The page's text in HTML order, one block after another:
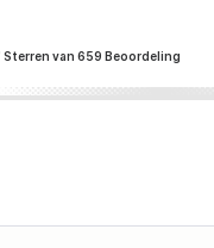
Sterren van 659 Beoordeling